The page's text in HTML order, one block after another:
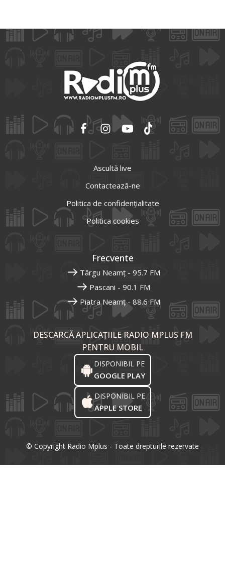
Ascultă live
Contactează-ne
Politica de confidențialitate
Politica cookies
Frecvente
Târgu Neamț - 95.7 FM
Pascani - 90.1 FM
Piatra Neamț - 88.6 FM
DESCARCĂ APLICAȚIILE RADIO MPLUS FM
PENTRU MOBIL
DISPONIBIL PE
GOOGLE PLAY
DISPONIBIL PE
APPLE STORE
© Copyright Radio Mplus - Toate drepturile rezervate